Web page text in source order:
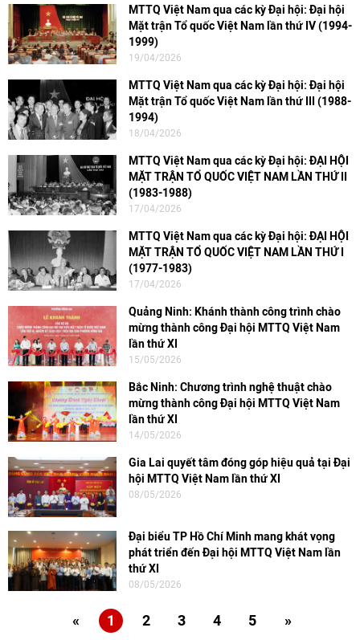
MTTQ Việt Nam qua các kỳ Đại hội: Đại hội
Mặt trận Tổ quốc Việt Nam lần thứ IV (1994-
1999)
19/04/2026
MTTQ Việt Nam qua các kỳ Đại hội: Đại hội
Mặt trận Tổ quốc Việt Nam lần thứ III (1988-
1994)
18/04/2026
MTTQ Việt Nam qua các kỳ Đại hội: ĐẠI HỘI
MẶT TRẬN TỔ QUỐC VIỆT NAM LẦN THỨ II
(1983-1988)
17/04/2026
MTTQ Việt Nam qua các kỳ Đại hội: ĐẠI HỘI
MẶT TRẬN TỔ QUỐC VIỆT NAM LẦN THỨ I
(1977-1983)
17/04/2026
Quảng Ninh: Khánh thành công trình chào
mừng thành công Đại hội MTTQ Việt Nam
lần thứ XI
15/05/2026
Bắc Ninh: Chương trình nghệ thuật chào
mừng thành công Đại hội MTTQ Việt Nam
lần thứ XI
14/05/2026
Gia Lai quyết tâm đóng góp hiệu quả tại Đại
hội MTTQ Việt Nam lần thứ XI
08/05/2026
Đại biểu TP Hồ Chí Minh mang khát vọng
phát triển đến Đại hội MTTQ Việt Nam lần
thứ XI
08/05/2026
« 1 2 3 4 5 »